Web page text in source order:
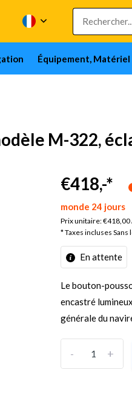
Équipement, Matériel
M-322,
€418,-*
monde 24 jours
Prix unitaire:€418,00
* Taxes incluses Sans
En attente
Le bouton-
encastré
générale du
+
-